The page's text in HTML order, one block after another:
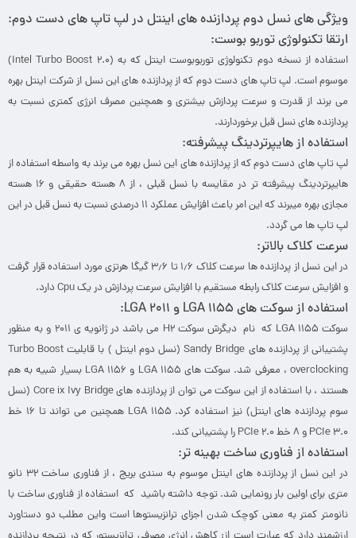
ویژگی های نسل دوم پردازنده های اینتل در لپ تاپ های دست دوم:
ارتقا تکنولوژی توربو بوست:
استفاده از نسخه دوم تکنولوژی توربوبوست اینتل که به (Intel Turbo Boost 2.0)
موسوم است. لپ تاپ های دست دوم که از پردازنده های این نسل از شرکت اینتل بهره
می برند از قدرت و سرعت پردازش بیشتری و همچنین مصرف انرژی کمتری نسبت به
پردازنده های نسل قبل برخوردارند.
استفاده از هایپرتردینگ پیشرفته:
لپ تاپ های دست دوم که از پردازنده های این نسل بهره می برند به واسطه استفاده از
هایپرتردینگ پیشرفته تر در مقایسه با نسل قبلی ، از ۸ هسته حقیقی و ۱۶ هسته
مجازی بهره میبرند که این امر باعث افزایش عملکرد ۱۱ درصدی نسبت به نسل قبل در این
لپ تاپ ها می گردد.
سرعت کلاک بالاتر:
در این نسل از پردازنده ها سرعت کلاک ۱٫۶ تا ۳٫۶ گیگا هرتزی مورد استفاده قرار گرفت
و افزایش سرعت کلاک رابطه مستقیم با افزایش سرعت پردازش در یک Cpu دارد.
استفاده از سوکت های LGA 1155 و LGA 2011:
سوکت LGA 1155 که نام دیگرش سوکت H2 می باشد در ژانویه ی ۲۰۱۱ و به منظور
پشتیبانی از پردازنده های Sandy Bridge (نسل دوم اینتل ) با قابلیت Turbo Boost
overclocking ، معرفی شد. سوکت های LGA 1155 و LGA 1156 بسیار شبیه به هم
هستند ، با استفاده از این سوکت می توان از پردازنده های Core ix Ivy Bridge (نسل
سوم پردازنده های اینتل) نیز استفاده کرد. LGA 1155 همچنین می تواند تا ۱۶ خط
PCIe 3.0 و ۸ خط PCIe 2.0 را پشتیبانی کند.
استفاده از فناوری ساخت بهینه تر:
در این نسل از پردازنده های اینتل موسوم به سندی بریج ، از فناوری ساخت ۳۲ نانو
متری برای اولین بار رونمایی شد. توجه داشته باشید که استفاده از فناوری ساخت با
نانومتر کمتر به معنی کوچک شدن اجزای ترانزیستوها است واین مطلب دو دستاورد